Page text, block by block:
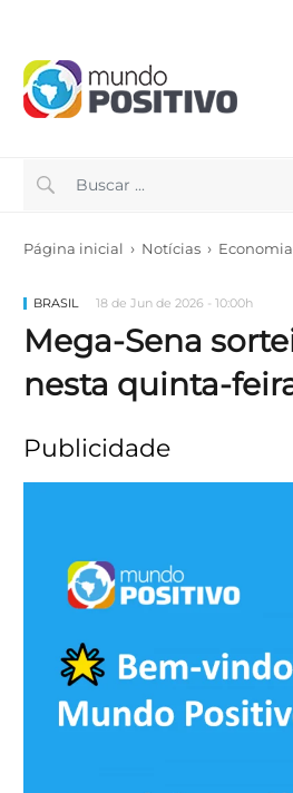
Página inicial › Notícias ›
BRASIL 18 de Jun de 2026 - 10:00h
Mega-Sena
nesta quinta-
Publicidade